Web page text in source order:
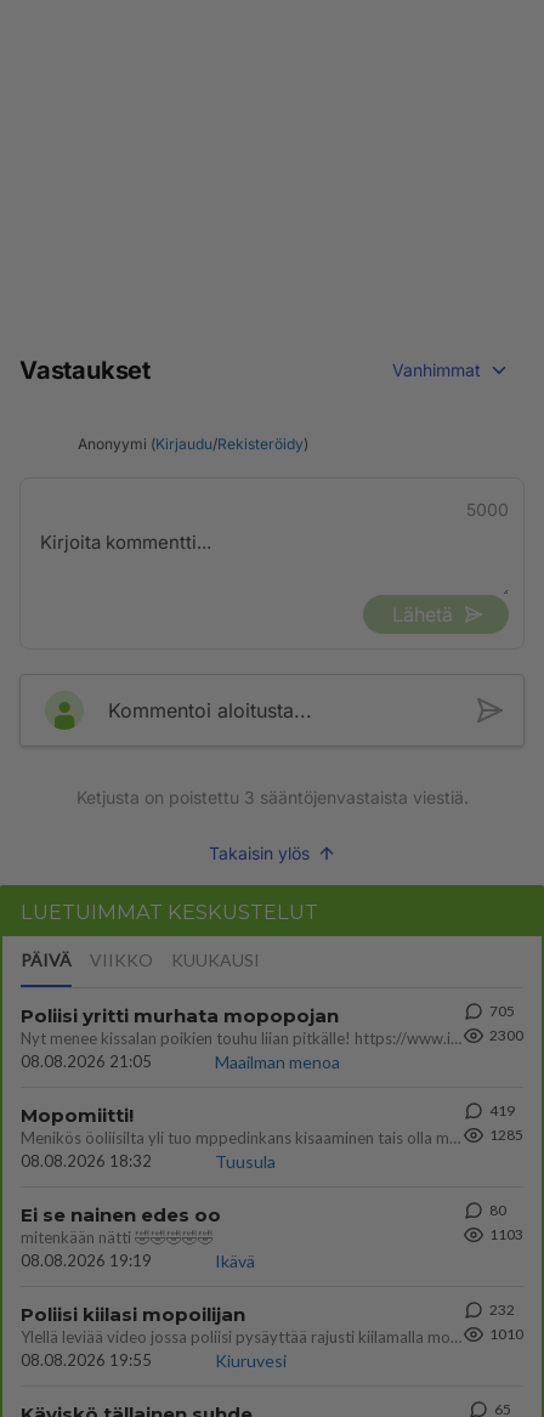
Vastaukset Vanhimmat
Anonyymi (Kirjaudu/Rekisteröidy)
5000
Lähetä
Kommentoi aloitusta...
Ketjusta on poistettu 3 sääntöjenvastaista viestiä.
Takaisin ylös
LUETUIMMAT KESKUSTELUT
PÄIVÄ VIIKKO KUUKAUSI
Poliisi yritti murhata mopopojan
Nyt menee kissalan poikien touhu liian pitkälle! https://www.is.fi/kotimaa/art-2000012193221.html Karu video mopomiiti
08.08.2026 21:05
Maailman menoa
705
2300
Mopomiitti!
Menikös öoliisilta yli tuo mppedinkans kisaaminen tais olla melkoinen riski vahigoittaa tarpeettomasti jopa kuolla tuoss
08.08.2026 18:32
Tuusula
419
1285
Ei se nainen edes oo
mitenkään nätti 🤣🤣🤣🤣🤣
08.08.2026 19:19
Ikävä
80
1103
Poliisi kiilasi mopoilijan
Ylellä leviää video jossa poliisi pysäyttää rajusti kiilamalla mopo pojan. Toivottavasti poliisi ottaa tuosta mallia myö
08.08.2026 19:55
Kiuruvesi
232
1010
65